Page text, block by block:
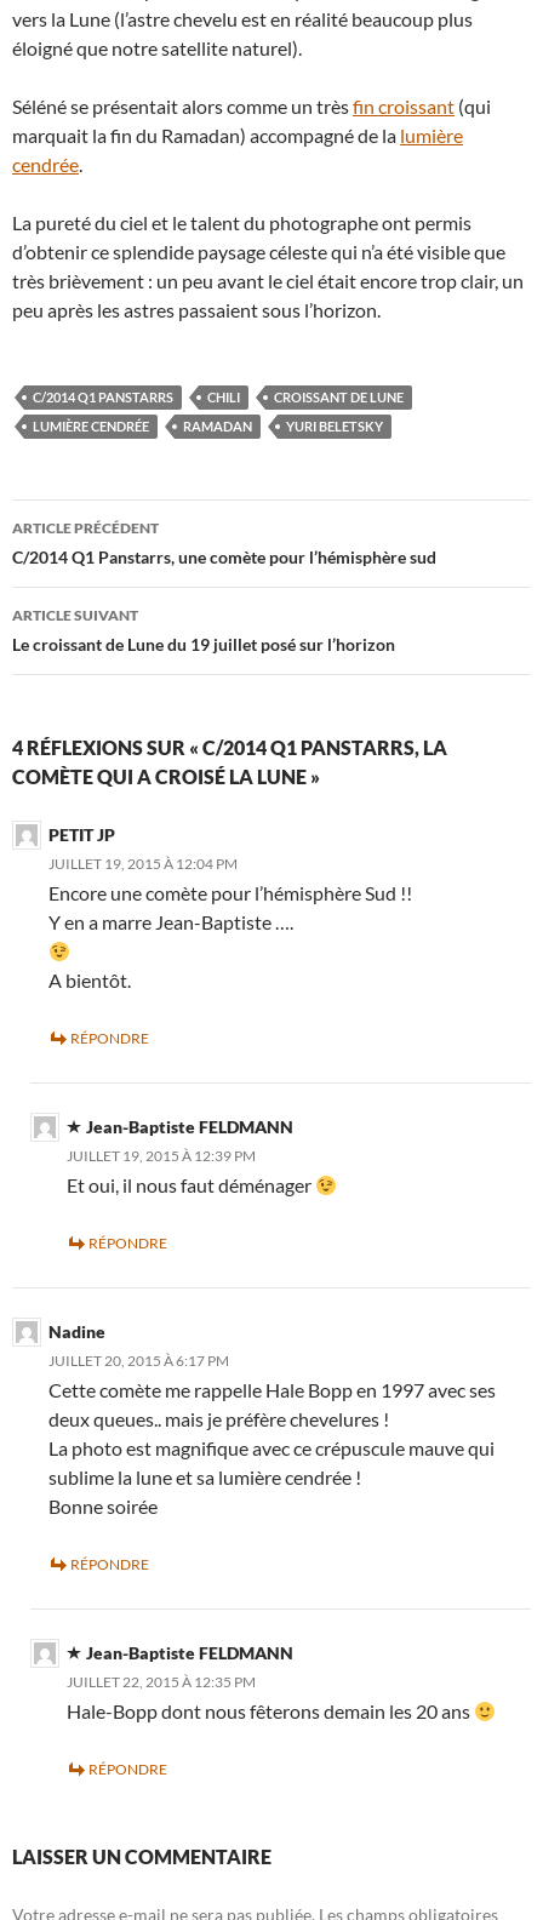
vers la Lune (l’astre chevelu est en réalité beaucoup plus
éloigné que notre satellite naturel).
Séléné se présentait alors comme un trèsfin croissant (qui
marquait la fin du Ramadan) accompagné de la lumière
cendrée.
La pureté du ciel et le talent du photographe ont permis
d’obtenir ce splendide paysage céleste qui n’a été visible que
très brièvement : un peu avant le ciel était encore trop clair, un
peu après les astres passaient sous l’horizon.
C/2014 Q1 PANSTARRS CHILI
CROISSANT DE LUNE
LUMIÈRE CENDRÉE
RAMADAN YURI BELETSKY
Navigation
des
articles
ARTICLE PRÉCÉDENT
C/2014 Q1 Panstarrs, une comète pour l’hémisphère sud
ARTICLE SUIVANT
Le croissant de Lune du 19 juillet posé sur l’horizon
4 RÉFLEXIONS SUR « C/2014 Q1 PANSTARRS, LA
COMÈTE QUI A CROISÉ LA LUNE »
PETIT JP
JUILLET 19, 2015 À 12:04 PM
Encore une comète pour l’hémisphère Sud !!
Y en a marre Jean-Baptiste ….
A bientôt.
RÉPONDRE
Jean-Baptiste FELDMANN
JUILLET 19, 2015 À 12:39 PM
Et oui, il nous faut déménager
RÉPONDRE
Nadine
JUILLET 20, 2015 À 6:17 PM
Cette comète me rappelle Hale Bopp en 1997 avec ses
deux queues.. mais je préfère chevelures !
La photo est magnifique avec ce crépuscule mauve qui
sublime la lune et sa lumière cendrée !
Bonne soirée
RÉPONDRE
Jean-Baptiste FELDMANN
JUILLET 22, 2015 À 12:35 PM
Hale-Bopp dont nous fêterons demain les 20 ans
RÉPONDRE
LAISSER UN COMMENTAIRE
Votre adresse e-mail ne sera pas publiée. Les champs obligatoires